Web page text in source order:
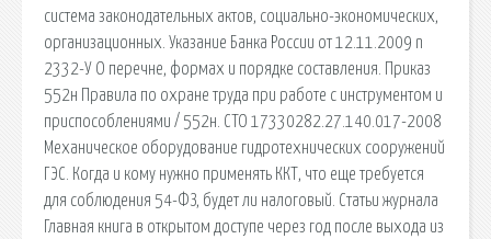
система законодательных актов, социально-экономических,
организационных. Указание Банка России от 12.11.2009 n
2332-У О перечне, формах и порядке составления. Приказ
552н Правила по охране труда при работе с инструментом и
приспособлениями / 552н. СТО 17330282.27.140.017-2008
Механическое оборудование гидротехнических сооружений
ГЭС. Когда и кому нужно применять ККТ, что еще требуется
для соблюдения 54-ФЗ, будет ли налоговый. Статьи журнала
Главная книга в открытом доступе через год после выхода из